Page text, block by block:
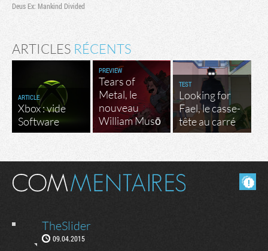
Deus Ex: Mankind Divided
ARTICLES RÉCENTS
ARTICLE
Xbox : vide
Software
PREVIEW
Tears of
Metal, le
nouveau
William Musō
TEST
Looking for
Fael, le casse-
tête au carré
Masquer les commentaires lus.
TheSlider
09.04.2015